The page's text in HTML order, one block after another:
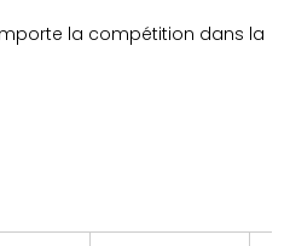
la compétition dans la